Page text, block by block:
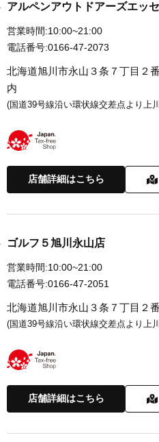
アルペンアウトドアーズエッ
営業時間:10:00~21:00
電話番号:0166-47-2073
北海道旭川市永山３条７丁目２
内
(国道39号線沿い環状線交差点より上
店舗詳細はこちら
ゴルフ５旭川永山店
営業時間:10:00~21:00
電話番号:0166-47-2051
北海道旭川市永山３条７丁目２
(国道39号線沿い環状線交差点より上
店舗詳細はこちら